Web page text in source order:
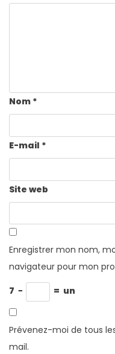
Nom *
E-mail *
Site web
Enregistrer mon nom,
navigateur pour mon
7 − = un
Prévenez-moi de tous
mail.